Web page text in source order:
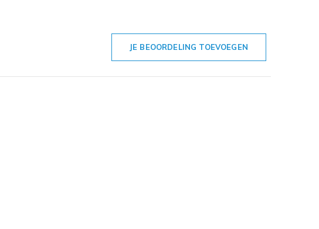
JE BEOORDELING TOEVOEGEN